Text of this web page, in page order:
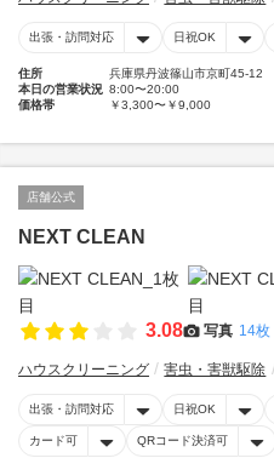
出張・訪問対応 日祝OK
住所
兵庫県丹波篠山市京町45-12
本日の営業状況 8:00〜20:00
価格帯
￥3,300〜￥9,000
店舗公式
NEXT CLEAN
3.08 写真 14枚
ハウスクリーニング 害虫・害獣駆除
出張・訪問対応 日祝OK
カード可 QRコード決済可